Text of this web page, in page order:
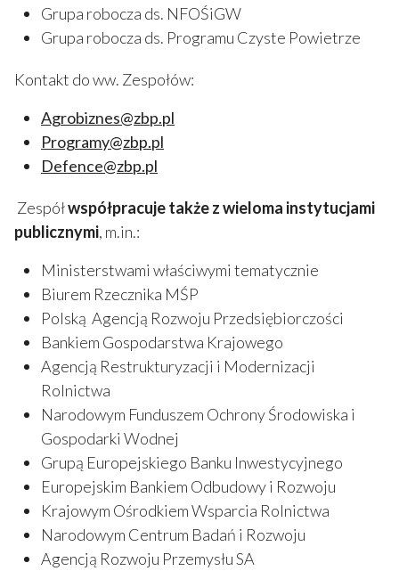
Grupa robocza ds. NFOŚiGW
Grupa robocza ds. Programu Czyste Powietrze
Kontakt do ww. Zespołów:
Agrobiznes@zbp.pl
Programy@zbp.pl
Defence@zbp.pl
Zespółwspółpracuje także z wieloma instytucjami
publicznymi, m.in.:
Ministerstwami właściwymi tematycznie
Biurem Rzecznika MŚP
Polską Agencją Rozwoju Przedsiębiorczości
Bankiem Gospodarstwa Krajowego
Agencją Restrukturyzacji i Modernizacji
Rolnictwa
Narodowym Funduszem Ochrony Środowiska i
Gospodarki Wodnej
Grupą Europejskiego Banku Inwestycyjnego
Europejskim Bankiem Odbudowy i Rozwoju
Krajowym Ośrodkiem Wsparcia Rolnictwa
Narodowym Centrum Badań i Rozwoju
Agencją Rozwoju Przemysłu SA